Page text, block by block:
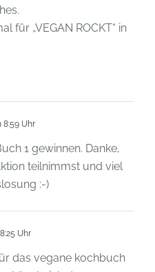
für „VEGAN ROCKT“ in
8:59 Uhr
1 gewinnen. Danke,
teilnimmst und viel
:-)
Uhr
das vegane kochbuch